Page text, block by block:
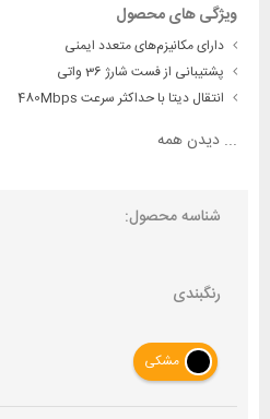
ویژگی های محصول
دارای مکانیزم‌های متعدد ایمنی
پشتیبانی از فست شارژ 36 واتی
انتقال دیتا با حداکثر سرعت 480Mbps
... دیدن همه
شناسه محصول:
رنگبندی
مشکی